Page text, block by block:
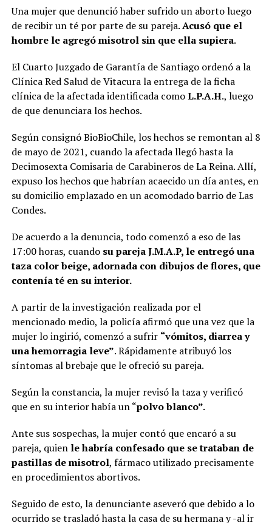
Una mujer que denunció haber sufrido un aborto luego
de recibir un té por parte de su pareja.Acusó que el
hombre le agregó misotrol sin que ella supiera.
El Cuarto Juzgado de Garantía de Santiago ordenó a la
Clínica Red Salud de Vitacura la entrega de la ficha
clínica de la afectada identificada comoL.P.A.H., luego
de que denunciara los hechos.
Según consignó BioBioChile, los hechos se remontan al 8
de mayo de 2021, cuando la afectada llegó hasta la
Decimosexta Comisaria de Carabineros de La Reina. Allí,
expuso los hechos que habrían acaecido un día antes, en
su domicilio emplazado en un acomodado barrio de Las
Condes.
De acuerdo a la denuncia, todo comenzó a eso de las
17:00 horas, cuando su pareja J.M.A.P, le entregó una
taza color beige, adornada con dibujos de flores, que
contenía té en su interior.
A partir de la investigación realizada por el
mencionado medio, la policía afirmó que una vez que la
mujer lo ingirió, comenzó a sufrir “vómitos, diarrea y
una hemorragia leve”. Rápidamente atribuyó los
síntomas al brebaje que le ofreció su pareja.
Según la constancia, la mujer revisó la taza y verificó
que en su interior había un “polvo blanco”.
Ante sus sospechas, la mujer contó que encaró a su
pareja, quien le habría confesado que se trataban de
pastillas de misotrol, fármaco utilizado precisamente
en procedimientos abortivos.
Seguido de esto, la denunciante aseveró que debido a lo
ocurrido se trasladó hasta la casa de su hermana y -al ir